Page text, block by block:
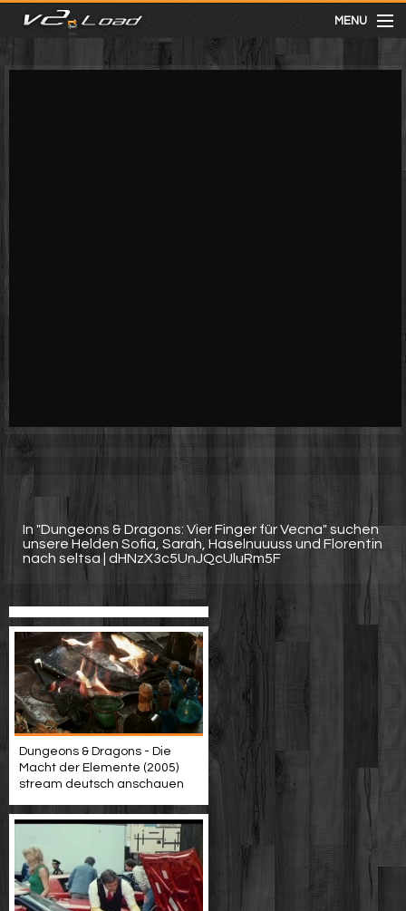
MENU
meist gesehen
In "Dungeons & Dragons: Vier Finger für Vecna" suchen
unsere Helden Sofia, Sarah, Haselnuuuss und Florentin
nach seltsa | dHNzX3c5UnJQcUluRm5F
Dungeons & Dragons - Die
Macht der Elemente (2005)
stream deutsch anschauen